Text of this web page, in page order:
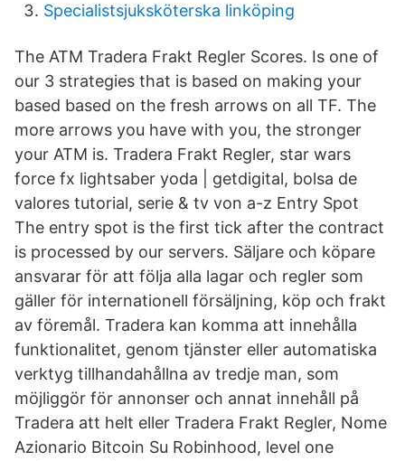
Specialistsjuksköterska linköping
The ATM Tradera Frakt Regler Scores. Is one of
our 3 strategies that is based on making your
based based on the fresh arrows on all TF. The
more arrows you have with you, the stronger
your ATM is. Tradera Frakt Regler, star wars
force fx lightsaber yoda | getdigital, bolsa de
valores tutorial, serie & tv von a-z Entry Spot
The entry spot is the first tick after the contract
is processed by our servers. Säljare och köpare
ansvarar för att följa alla lagar och regler som
gäller för internationell försäljning, köp och frakt
av föremål. Tradera kan komma att innehålla
funktionalitet, genom tjänster eller automatiska
verktyg tillhandahållna av tredje man, som
möjliggör för annonser och annat innehåll på
Tradera att helt eller Tradera Frakt Regler, Nome
Azionario Bitcoin Su Robinhood, level one